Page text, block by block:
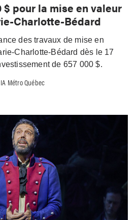
$ pour la mise en valeur
Charlotte-Bédard
des travaux de mise en
Charlotte-Bédard dès le 17
de 657 000 $.
Métro Québec